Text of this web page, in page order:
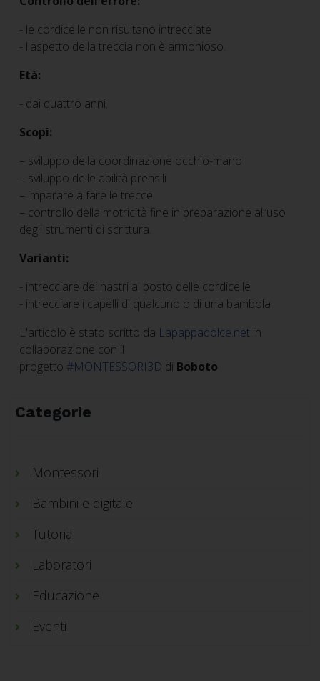
- le cordicelle non risultano intrecciate
- l'aspetto della treccia non è armonioso.
Età:
- dai quattro anni.
Scopi:
– sviluppo della coordinazione occhio-mano
– sviluppo delle abilità prensili
– imparare a fare le trecce
– controllo della motricità fine in preparazione all’uso
degli strumenti di scrittura.
Varianti:
- intrecciare dei nastri al posto delle cordicelle
- intrecciare i capelli di qualcuno o di una bambola
L'articolo è stato scritto da Lapappadolce.net in
collaborazione con il
progetto #MONTESSORI3D di Boboto
Categorie
Montessori
Bambini e digitale
Tutorial
Laboratori
Educazione
Eventi